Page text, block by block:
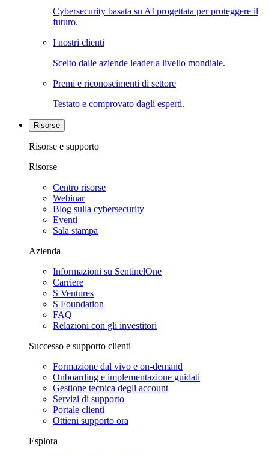
Cybersecurity basata su AI progettata per proteggere il
futuro.
I nostri clienti
Scelto dalle aziende leader a livello mondiale.
Premi e riconoscimenti di settore
Testato e comprovato dagli esperti.
Risorse
Risorse e supporto
Risorse
Centro risorse
Webinar
Blog sulla cybersecurity
Eventi
Sala stampa
Azienda
Informazioni su SentinelOne
Carriere
S Ventures
S Foundation
FAQ
Relazioni con gli investitori
Successo e supporto clienti
Formazione dal vivo e on-demand
Onboarding e implementazione guidati
Gestione tecnica degli account
Servizi di supporto
Portale clienti
Ottieni supporto ora
Esplora